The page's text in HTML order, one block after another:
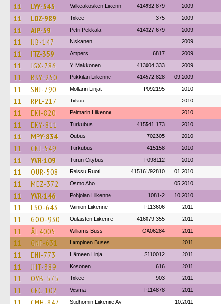
11 LYY-545 Valkeakosken Liikenn 414932 879 2009
11 LOZ-989 Tokee 375 2009
11 AIP-59 Petri Pekkala 414327 679 2009
11 IJB-147 Niskanen 2009
11 ITZ-359 Ampers 6817 2009
11 JGX-786 Y. Makkonen 413004 333 2009
11 BSY-250 Pukkilan Liikenne 414572 828 09.2009
11 SNJ-790 Möllärin Linjat P092195 2010
11 RPL-217 Tokee 2010
11 EKI-820 Peimarin Liikenne 2010
11 EKY-811 Turkubus 415541 173 2010
11 MPY-834 Oubus 702305 2010
11 CKJ-549 Turkubus 415158 2010
11 YVR-109 Turun Citybus P098112 2010
11 OUR-508 Reissu Ruoti 415161/92810 01.2010
11 MEZ-372 Osmo Aho 05.2010
11 YVR-146 Pohjolan Liikenne 1081-2 10.2010
11 LSO-643 Vainion Liikenne P113606 2011
11 GOO-930 Oulaisten Liikenne 416079 355 2011
11 ÅL 4005 Williams Buss OA06284 2011
11 GNF-631 Lampinen Buses 2011
11 ENI-773 Hämeen Linja S110012 2011
11 JHT-389 Kosonen 616 2011
11 OVB-575 Tokee 903 2011
11 CRC-102 Vesma P114878 2011
11 CMH-847 Sudhomin Liikenne Ay 10.2011